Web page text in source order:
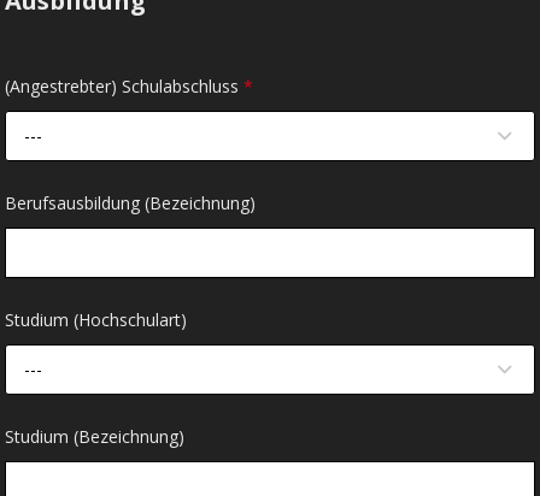
(Angestrebter) Schulabschluss*
---
Berufsausbildung (Bezeichnung)
Studium (Hochschulart)
---
Studium (Bezeichnung)